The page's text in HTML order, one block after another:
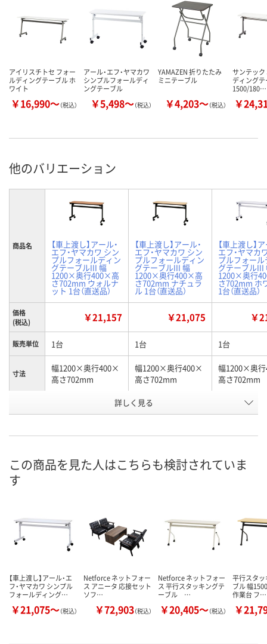
アイリスチトセ フォー
ルディングテーブル ホ
ワイト
￥16,990～（税込）
アール・エフ・ヤマカワ
シンプルフォールディ
ングテーブル
￥5,498～（税込）
YAMAZEN 折りたたみ
ミニテーブル
￥4,203～（税込）
サンテック
ディング
1500/180…
￥
他のバリエーション
商品名 【車上渡し】アール・
エフ・ヤマカワ シン
プルフォールディン
グテーブルIII 幅
1200×奥行400×高
さ702mm ウォルナ
ット 1台（直送品）
【車上渡し】アール・
エフ・ヤマカワ シン
プルフォールディン
グテーブルIII 幅
1200×奥行400×高
さ702mm ナチュラ
ル 1台（直送品）
【車上渡し】
エフ・ヤマカ
プルフォー
グテーブルIII
1200×奥行
さ702mm ホ
1台（直送品）
価格
(税込)
￥21,157 ￥21,075 ￥
販売単位 1台 1台 1台
寸法
幅1200×奥行400×
高さ702mm
幅1200×奥行400×
高さ702mm
幅1200×奥
高さ702mm
ナチュラル ホワイト
号
お届け日
カゴへ カゴへ
詳しく見る
この商品を見た人はこちらも検討されていま
す
【車上渡し】アール・エ
フ・ヤマカワ シンプル
フォールディング…
￥21,075～（税込）
Netforce ネットフォー
ス アニータ 応接セット
ソフ…
￥72,903（税込）
Netforce ネットフォー
ス 平行スタッキングテ
ーブル …
￥20,405～（税込）
平行スタ
ブル 幅
作業台 フ…
￥